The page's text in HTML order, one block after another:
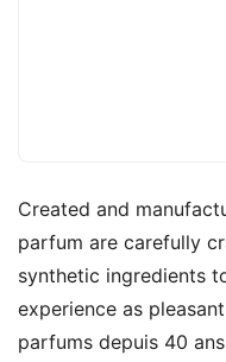
Created and
parfum are carefully
synthetic ingredients
experience as
parfums depuis 40